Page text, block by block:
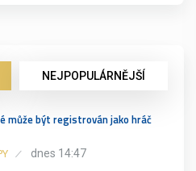
NEJPOPULÁRNĚJŠÍ
může být registrován jako hráč
dnes 14:47